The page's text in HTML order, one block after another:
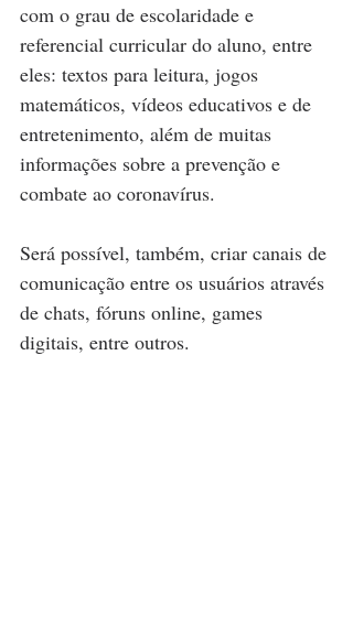
com o grau de escolaridade e
referencial curricular do aluno, entre
eles: textos para leitura, jogos
matemáticos, vídeos educativos e de
entretenimento, além de muitas
informações sobre a prevenção e
combate ao coronavírus.
Será possível, também, criar canais de
comunicação entre os usuários através
de chats, fóruns online, games
digitais, entre outros.